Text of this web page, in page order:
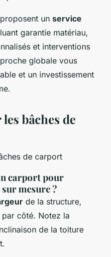
un service
garantie matériau,
et interventions
globale vous
et un investissement
bâches de
carport pour
mesure ?
de la structure,
côté. Notez la
de la toiture